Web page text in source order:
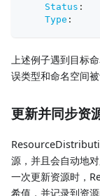
Status :
Type :
上述例子遇到目标
误类型和命名空间被
更新并同步资
源，并且会自动地
一次更新资源时，
希值，并记录到资